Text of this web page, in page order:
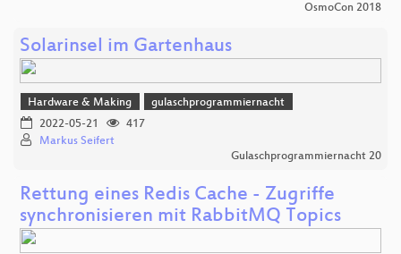
OsmoCon 2018
Solarinsel im Gartenhaus
Hardware & Making
gulaschprogrammiernacht
2022-05-21
417
Markus Seifert
Gulaschprogrammiernacht 20
Rettung eines Redis Cache - Zugriffe
synchronisieren mit RabbitMQ Topics